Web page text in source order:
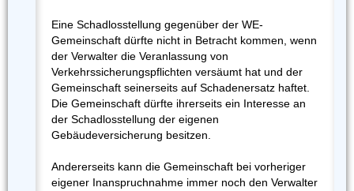
Eine Schadlosstellung gegenüber der WE-
Gemeinschaft dürfte nicht in Betracht kommen, wenn
der Verwalter die Veranlassung von
Verkehrssicherungspflichten versäumt hat und der
Gemeinschaft seinerseits auf Schadenersatz haftet.
Die Gemeinschaft dürfte ihrerseits ein Interesse an
der Schadlosstellung der eigenen
Gebäudeversicherung besitzen.
Andererseits kann die Gemeinschaft bei vorheriger
eigener Inanspruchnahme immer noch den Verwalter